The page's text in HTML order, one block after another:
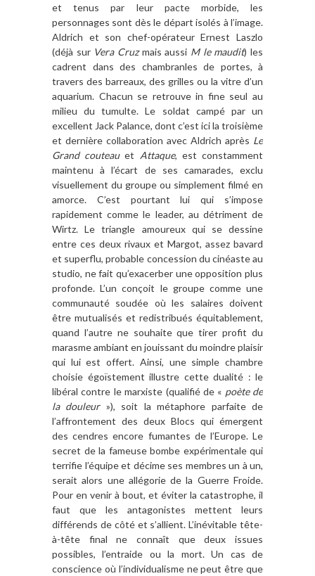
et tenus par leur pacte morbide, les
personnages sont dès le départ isolés à l’image.
Aldrich et son chef-opérateur Ernest Laszlo
(déjà sur Vera Cruzmais aussi M le maudit) les
cadrent dans des chambranles de portes, à
travers des barreaux, des grilles ou la vitre d’un
aquarium. Chacun se retrouve in fine seul au
milieu du tumulte. Le soldat campé par un
excellent Jack Palance, dont c’est ici la troisième
et dernière collaboration avec Aldrich après Le
Grand couteauet Attaque, est constamment
maintenuà l’écart de ses camarades, exclu
visuellement du groupe ou simplement filmé en
amorce. C’est pourtant lui qui s’impose
rapidement comme le leader, au détriment de
Wirtz. Le triangle amoureux qui se dessine
entre ces deux rivaux et Margot, assez bavard
et superflu, probable concession du cinéaste au
studio, ne fait qu’exacerber une opposition plus
profonde. L’un conçoit le groupe comme une
communauté soudée oùles salaires doivent
être mutualisés et redistribués équitablement,
quand l’autre ne souhaite que tirer profit du
marasme ambiant en jouissant du moindre plaisir
qui lui est offert. Ainsi, une simple chambre
choisie égoïstement illustre cette dualité : le
libéral contre le marxiste (qualifié de « poète de
la douleur »), soit la métaphore parfaite de
l’affrontement des deux Blocs qui émergent
des cendres encore fumantes de l’Europe. Le
secret de la fameuse bombe expérimentale qui
terrifie l’équipe et décime ses membres un à un,
serait alors une allégoriede la Guerre Froide.
Pour en venir à bout, et éviter la catastrophe, il
faut que les antagonistes mettent leurs
différends de côté et s’allient. L’inévitable tête-
à-tête final ne connaît que deux issues
possibles, l’entraide ou la mort. Un cas de
conscience où l’individualisme ne peutêtre que